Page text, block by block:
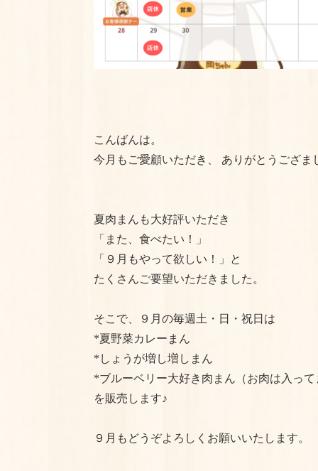
こんばんは。
今月もご愛顧いただき、 ありがとうござま
夏肉まんも大好評いただき
「また、食べたい！」
「９月もやって欲しい！」と
たくさんご要望いただきました。
そこで、９月の毎週土・日・祝日は
*夏野菜カレーまん
*しょうが増し増しまん
*ブルーベリー大好き肉まん（お肉は入って
を販売します♪
９月もどうぞよろしくお願いいたします。